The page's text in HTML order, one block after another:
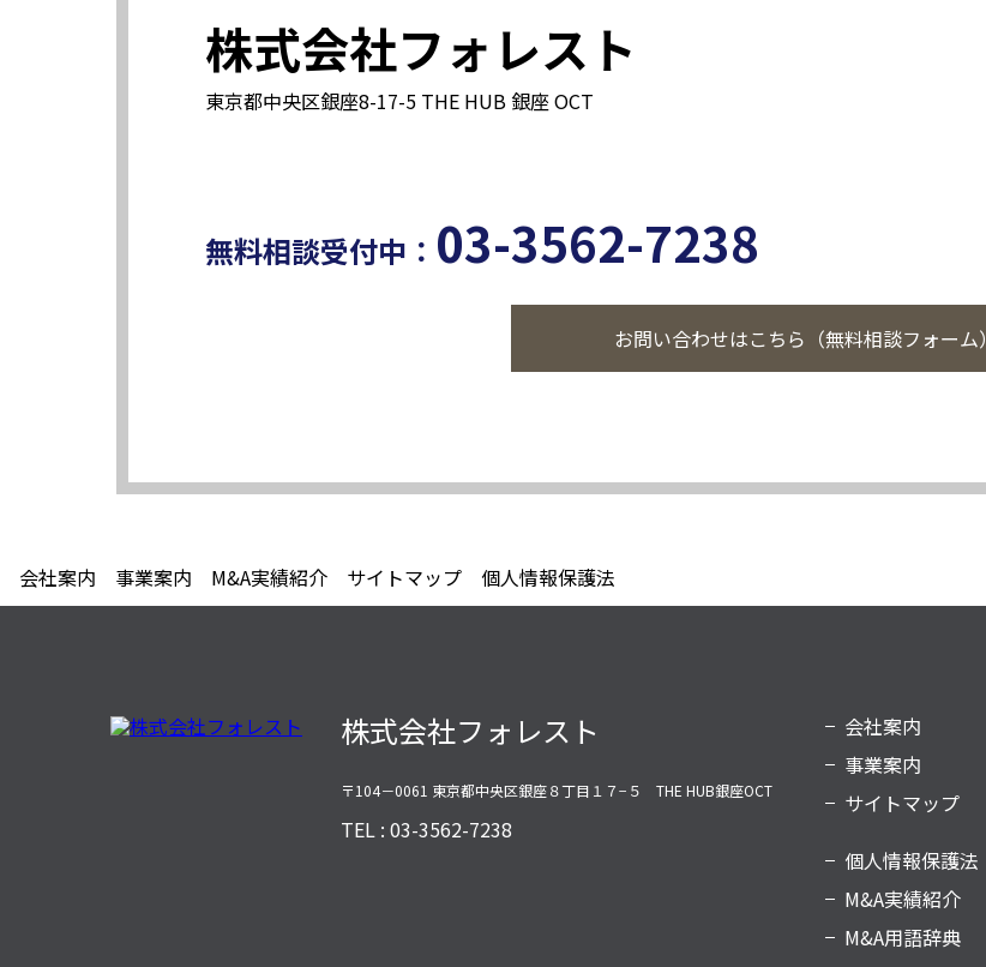
株式会社フォレスト
東京都中央区銀座8-17-5 THE HUB 銀座 OCT
無料相談受付中： 03-3562-7238
お問い合わせはこちら（無料相談フォーム）
会社案内 事業案内 M&A実績紹介 サイトマップ 個人情報保護法
株式会社フォレスト
〒104－0061 東京都中央区銀座８丁目１７−５ THE HUB銀座OCT
TEL : 03-3562-7238
会社案内
事業案内
サイトマップ
個人情報保護法
M&A実績紹介
M&A用語辞典